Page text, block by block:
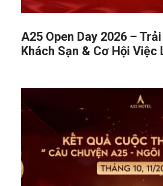
A25 Open Day 2026 –
Khách Sạn & Cơ Hội Việc